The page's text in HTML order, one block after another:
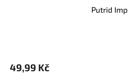
Putrid Imp
49,99 Kč